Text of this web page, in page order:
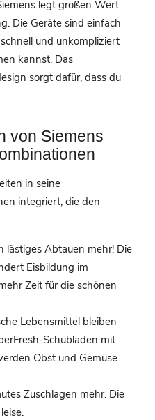
legt großen Wert
Die Geräte sind einfach
und unkompliziert
kannst. Das
sorgt dafür, dass du
von Siemens
in seine
integriert, die den
lästiges Abtauen mehr! Die
Eisbildung im
Zeit für die schönen
Lebensmittel bleiben
Schubladen mit
Obst und Gemüse
Zuschlagen mehr. Die